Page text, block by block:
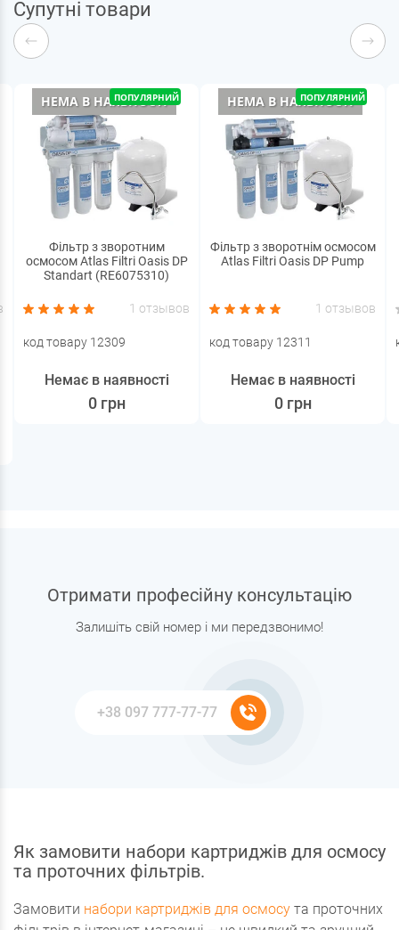
Супутні товари
НЕМА В НАЯВНОСТІ
ПОПУЛЯРНИЙ
Фільтр з зворотним
осмосом Atlas Filtri Oasis DP
Standart (RE6075310)
1 отзывов
код товару 12309
0 грн
Немає в наявності
НЕМА В НАЯВНОСТІ
ПОПУЛЯРНИЙ
Фільтр з зворотнім осмосом
Atlas Filtri Oasis DP Pump
1 отзывов
код товару 12311
0 грн
Немає в наявності
Отримати професійну консультацію
Залишіть свій номер і ми передзвонимо!
Як замовити набори картриджів для осмосу
та проточних фільтрів.
Замовити набори картриджів для осмосу та проточних